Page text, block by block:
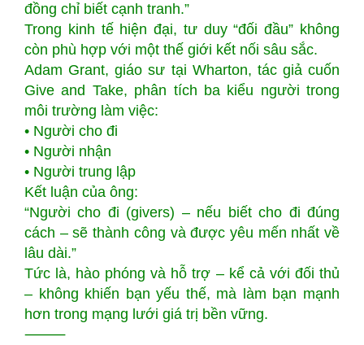
đồng chỉ biết cạnh tranh.”
Trong kinh tế hiện đại, tư duy “đối đầu” không
còn phù hợp với một thế giới kết nối sâu sắc.
Adam Grant, giáo sư tại Wharton, tác giả cuốn
Give and Take, phân tích ba kiểu người trong
môi trường làm việc:
• Người cho đi
• Người nhận
• Người trung lập
Kết luận của ông:
“Người cho đi (givers) – nếu biết cho đi đúng
cách – sẽ thành công và được yêu mến nhất về
lâu dài.”
Tức là, hào phóng và hỗ trợ – kể cả với đối thủ
– không khiến bạn yếu thế, mà làm bạn mạnh
hơn trong mạng lưới giá trị bền vững.
⸻